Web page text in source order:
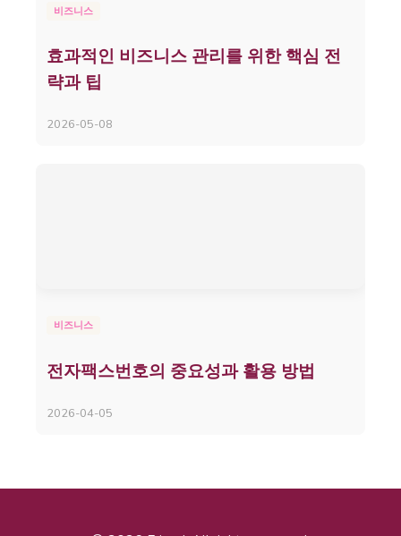
비즈니스
효과적인 비즈니스 관리를 위한 핵심 전
략과 팁
2026-05-08
비즈니스
전자팩스번호의 중요성과 활용 방법
2026-04-05